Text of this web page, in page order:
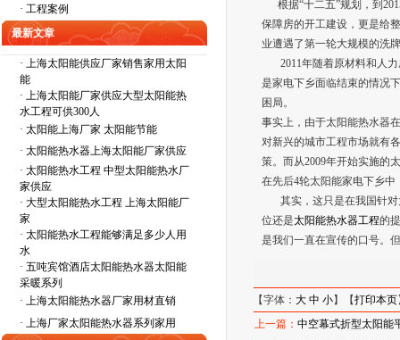
· 工程案例
最新文章
· 上海太阳能供应厂家销售家用太阳
能
· 上海太阳能厂家供应大型太阳能热
水工程可供300人
· 太阳能上海厂家 太阳能节能
· 太阳能热水器上海太阳能厂家供应
· 太阳能热水工程 中型太阳能热水厂
家供应
· 大型太阳能热水工程 上海太阳能厂
家
· 太阳能热水工程能够满足多少人用
水
· 五吨宾馆酒店太阳能热水器太阳能
采暖系列
· 上海太阳能热水器厂家用材直销
· 上海厂家太阳能热水器系列家用
根据“十二五”规划，到
保障房的开工建设，更是给
业遭遇了第一轮大规模的洗
2011年随着原材料和人力
是家电下乡面临结束的情况
困局。
事实上，由于太阳能热水器
对新兴的城市工程市场就有
策。而从2009年开始实施的
在先后4轮太阳能家电下乡
其实，这只是在我国针对
位还是太阳能热水器工程的
是我们一直在宣传的口号。
【字体：大 中 小】【打印本页
上一篇：中空幕式折型太阳能